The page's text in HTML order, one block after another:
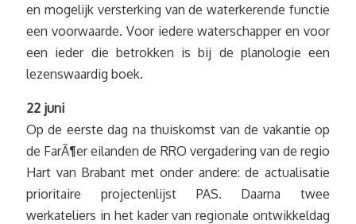
en mogelijk versterking van de waterkerende functie
een voorwaarde. Voor iedere waterschapper en voor
een ieder die betrokken is bij de planologie een
lezenswaardig boek.
22 juni
Op de eerste dag na thuiskomst van de vakantie op
de FarÃ¶er eilanden de RRO vergadering van de regio
Hart van Brabant met onder andere: de actualisatie
prioritaire projectenlijst PAS. Daarna twee
werkateliers in het kader van regionale ontwikkeldag